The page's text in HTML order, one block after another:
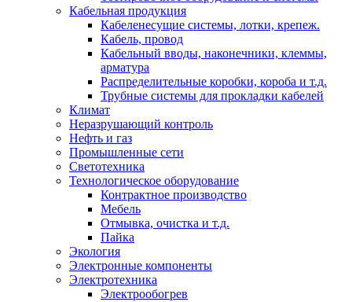
Кабельная продукция
Кабеленесущие системы, лотки, крепеж.
Кабель, провод
Кабельный вводы, наконечники, клеммы,
арматура
Распределительные коробки, короба и т.д.
Трубные системы для прокладки кабелей
Климат
Неразрушающий контроль
Нефть и газ
Промышленные сети
Светотехника
Технологическое оборудование
Контрактное производство
Мебель
Отмывка, очистка и т.д.
Пайка
Экология
Электронные компоненты
Электротехника
Электрообогрев